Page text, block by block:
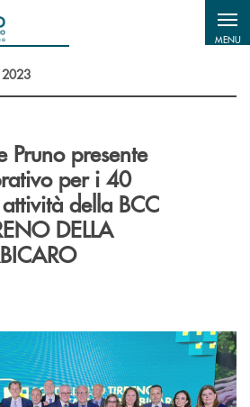
MENU
2023
Pruno presente
per i 40
della BCC
DELLA